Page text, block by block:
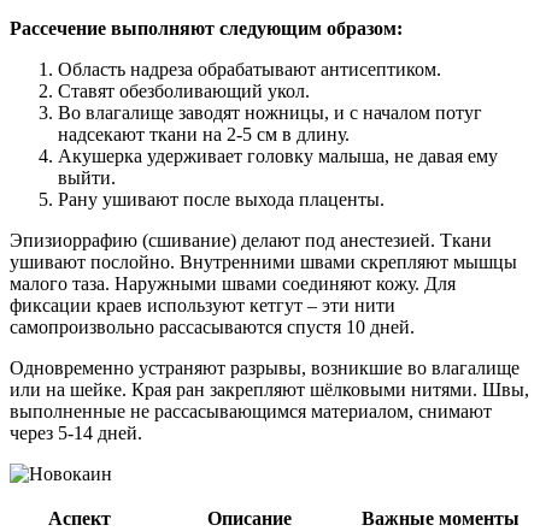
Рассечение выполняют следующим образом:
Область надреза обрабатывают антисептиком.
Ставят обезболивающий укол.
Во влагалище заводят ножницы, и с началом потуг
надсекают ткани на 2-5 см в длину.
Акушерка удерживает головку малыша, не давая ему
выйти.
Рану ушивают после выхода плаценты.
Эпизиоррафию (сшивание) делают под анестезией. Ткани
ушивают послойно. Внутренними швами скрепляют мышцы
малого таза. Наружными швами соединяют кожу. Для
фиксации краев используют кетгут – эти нити
самопроизвольно рассасываются спустя 10 дней.
Одновременно устраняют разрывы, возникшие во влагалище
или на шейке. Края ран закрепляют шёлковыми нитями. Швы,
выполненные не рассасывающимся материалом, снимают
через 5-14 дней.
Аспект Описание Важные моменты